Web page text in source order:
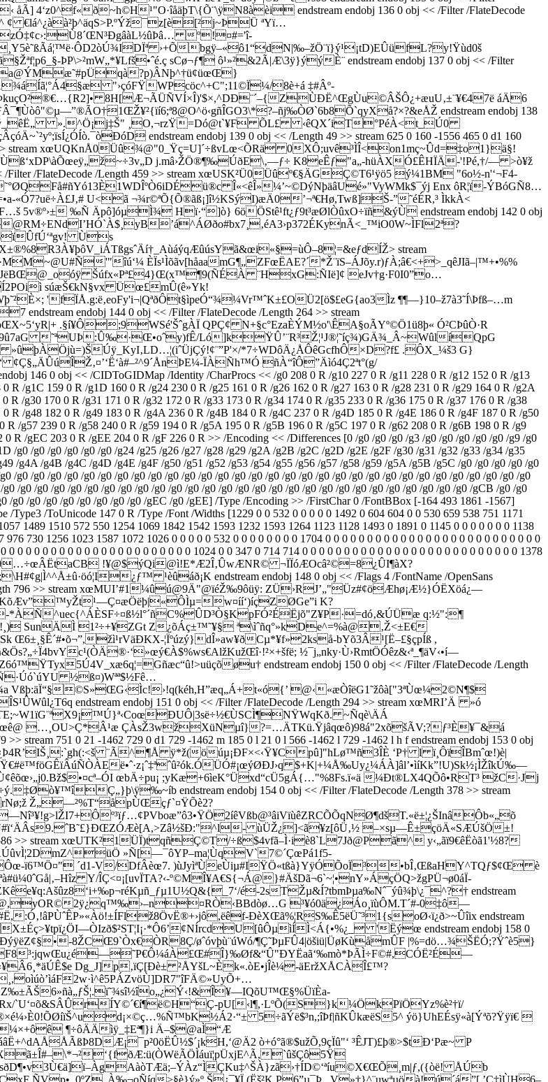
åÃ] 4‘z0^f«ð~h©H¹"O·îåäþT\{Õ¨\ÿN8àèi endstream endobj 136 0 obj << /Filter /FlateDecode
¢ €lá^¿àà²þ^äqS>P.ºÝž¯z[è[²j~ÞÜ ªYï…
º!¤#='î-
›+Õb­gÿ–«ô1“dN|‰–žÖ¨ï}ý¹¡tD)EÛüfL?y!Ÿùd0š
ÞP\>²mW„*¥Lfš•ˆé.ç sCø¬ƒ¶ ô¹»²&2Ã|Æ\3ÿ}ýýÈ¨ endstream endobj 137 0 obj << /Filter
?p)ÂNþ^†ü¢üœŒ}
"›çóFŸWPcöc^+C";11©Ï¼/8è+á ‡#Âº-
8H[Æ¬ÃÜÑVÍ×Î)'$×,^DÐ¨´–{ZÙÐË^ŒgÙu©ÂŠÔ¿+æuU‚±¨¥€47ë áÄ6
endstream endobj 138
».^Ö¡j‡Š" ¸O,¬rzŸ=Dó@t`¥F ÕL£ ‹êQX´iT°PéÀ<t_Ú0
endstream endobj 139 0 obj << /Length 49 >> stream 625 0 160 -1556 465 0 d1 160
248 >> stream xœUQKnÅ0Üû¾@"0_Ÿç=U]´÷ßvLœ<ÕRä 0XÔ;uvê³ÌÎ<on1mç~Ûd=‡o1}ä§!
j.mâ›­ŽÖ®¶‰ÚðE\‚—ƒ÷ K8eÊƒ"a„-hüÀXÓ£ÊHÏÄ-'!Pé,†/— >ò¥ž
/FlateDecode /Length 459 >> stream xœUSK²Ü0Üûº€§ÄGÇ©T6¹ÿö5 ý¼1BM "6o½-n'‘¬F4­
Î«<êÎ»¼’~©DýNþäâUé»"VyWMk$¯ýj Enx ôR¦ï-ÝBóGÑ8…
«Ó7?uë÷À£J‚# U<ã ¬¾r©ªÕ{Õ®ãß¡]î½KSýI)æÄ0’¬ª€Hø,Twß]Š-”˜éÉR,³ ÌkkÀ<
5v®º›± ‰Ñ Äpô]óµÌ¾ Hï·“]ò} 6öÖStê¹ft¿ƒ9t³æØlÒûxO÷ïñ&ýÙ endstream endobj 142 0 obj
@RM÷ENdI’HÓ`À$¸yB’á^ÁØðo#bx7¸‚éA3›p372ÉKynÃ<_™iO0W~ÌFl2ª?
Ùs
> stream
'"îú‘¼ ÈÏs¹Ìõãv[håaamG¶„ZFœËAE?´*Ž¨ïS–ÁJõy.r)ƒÀ;â€<+>_qêJIã–|™+•%%
Šúfx«Pª£4}Œ(x™¶9(ÑÉÀ ¨HxG:ÑIë]¢ eJv†g·F0I0”o…
súæŠ€kN§vx Üœ£mÛ(ê»Yk!
'fÏÅ.g:ë‚eoFy'i¬|QªðÔt§ìpeÓ“¾¼Vr™ˆK±­£OÜ2[ö$£eG{ao3Ìz ¶¶—}10–ž7à3˜Í\Þfß–…m
endobj 144 0 obj << /Filter /FlateDecode /Length 264 >> stream
.§í¥Ô;9WSé'ŠˆgÀÏ QPÇ¢ N+§c°EzaÈÝM½o'\ÊA§oÃYº©Ö1ü8þ« Ó²CÞûÒ·R
˜ªUÞ:­Û‰·Œ•oˆy)fÊ/Ló]kŸÛ’¨R³Ž¦¹J®¦˜íç¾)GÄ¾_Â~WûlíQpG
»ûþÀÖjù=)ŠÚÿ_KyI‚LD…¦(iˆÜjÇý!¢¨”P'×/*7÷WDôÄ¿ÅÔêGcfhÔ×D?f£ .ÔX_¼š3 G}
¢Ç§„ÄÛúÎŽ‚¤’‘Ë‘à#–²^9´ÅnÞE¼-ÏÀÑh™Ó ñÀ“îÔ”Äìó4Ç2ªt°(g/
0 obj << /CIDToGIDMap /Identity /CharProcs << /g0 208 0 R /g10 227 0 R /g11 228 0 R /g12 152 0 R /g13
R /g1C 159 0 R /g1D 160 0 R /g24 230 0 R /g25 161 0 R /g26 162 0 R /g27 163 0 R /g28 231 0 R /g29 164 0 R /g2A
/g30 170 0 R /g31 171 0 R /g32 172 0 R /g33 173 0 R /g34 174 0 R /g35 233 0 R /g36 175 0 R /g37 176 0 R /g38
R /g48 182 0 R /g49 183 0 R /g4A 236 0 R /g4B 184 0 R /g4C 237 0 R /g4D 185 0 R /g4E 186 0 R /g4F 187 0 R /g50
/g57 239 0 R /g58 240 0 R /g59 194 0 R /g5A 195 0 R /g5B 196 0 R /g5C 197 0 R /g62 208 0 R /g6B 198 0 R /g9
R /gEC 203 0 R /gEE 204 0 R /gF 226 0 R >> /Encoding << /Differences [0 /g0 /g0 /g0 /g3 /g0 /g0 /g0 /g0 /g0 /g9 /g0
/g0 /g0 /g0 /g0 /g0 /g0 /g24 /g25 /g26 /g27 /g28 /g29 /g2A /g2B /g2C /g2D /g2E /g2F /g30 /g31 /g32 /g33 /g34 /g35
/g4A /g4B /g4C /g4D /g4E /g4F /g50 /g51 /g52 /g53 /g54 /g55 /g56 /g57 /g58 /g59 /g5A /g5B /g5C /g0 /g0 /g0 /g0 /g0
/g0 /g0 /g0 /g0 /g0 /g0 /g0 /g0 /g0 /g0 /g0 /g0 /g0 /g0 /g0 /g0 /g0 /g0 /g0 /g0 /g0 /g0 /g0 /g0 /g0 /g0 /g0 /g0 /g0 /g0 /g0
/g0 /g0 /g0 /g0 /g0 /g0 /g0 /g0 /g0 /g0 /g0 /g0 /g0 /g0 /g0 /g0 /g0 /g0 /g0 /g0 /g0 /g0 /g0 /g0 /g0 /g0 /g0 /gCB /g0 /g0
g0 /g0 /g0 /g0 /g0 /g0 /g0 /g0 /gEC /g0 /gEE] /Type /Encoding >> /FirstChar 0 /FontBBox [-164 493 1861 -1567]
/ToUnicode 147 0 R /Type /Font /Widths [1229 0 0 532 0 0 0 0 0 1492 0 604 604 0 0 530 659 538 751 1171
1489 1510 572 550 1254 1069 1842 1542 1593 1232 1593 1264 1123 1128 1493 0 1891 0 1145 0 0 0 0 0 0 0 1138
730 1256 1023 1587 1072 1026 0 0 0 0 0 532 0 0 0 0 0 0 0 0 1704 0 0 0 0 0 0 0 0 0 0 0 0 0 0 0 0 0 0 0 0 0 0 0 0 0 0
0 0 0 0 0 0 0 0 0 0 0 0 0 0 0 0 0 0 0 0 0 1024 0 0 347 0 714 714 0 0 0 0 0 0 0 0 0 0 0 0 0 0 0 0 0 0 0 0 0 0 0 0 0 0 1378
!¥@$ýQi@ì!E*Æ2Î‚ÛwÆNR© ¬ÏÏóÆOcâ²©=8¿ÛI¶àX?
\H#¢g|Ì^^­Å±û·öó¦I¿ƒ™ ¹èûáð¡K endstream endobj 148 0 obj << /Flags 4 /FontName /OpenSans
796 >> stream xœMUI’#1¼ûú@9Ä"@ïéŽ‰9ôüÿ: ZÜ›RJ’„"Üz#¢öÆhø¡Æ½}ÓËXöá¿—
w¤íí‘)íçZØGe”i K?
*ÀÑ^uec{^ÁÈSF÷¤ß½l°´ñC%ÛD³Ò§KpFÓ²ÉËjõ"Z¥P·=dó‚&ÚÜæ q:½":¶
SunÄÌ 1²÷+¥ZGt Z¿õÁç±™˜¥§ ª\ìˆñq°»kDe^=%à@‚Ž<±E€
žì¹rVäÐKX-¦Ïºúzý}dÎ»aw¥ðCµ*¥f»2kså-bYõ3Â¹[Ë–£§çpÍß ,
½¯j„nky·Ù›RmtÖÓêz&‹ª_¶äV‹•í—
øu† endstream endobj 150 0 obj << /Filter /FlateDecode /Length
½ß¤)Wªª$½Fê…
Vßþ:äÏ“§©S»­ŒG‹Ìc!›!q(kéh,H”æq„Á+t«ó{’ @‹«æÒîëG1˜žôà["3ªÙœ¼2©N¶$
endstream endobj 151 0 obj << /Filter /FlateDecode /Length 294 >> stream xœMRI’Ä »ó
~Ñqè\ÄÁ
…¸OU>Ç*Â¹æ ÇÀsŽ3wžXüNµî}?=…ÄTKü.Ÿjâqœô)98á"2xõšÃV;?ƒ³È¥¯&á
751 0 21 -1462 729 0 d1 729 -1462 m 185 0 l 21 0 l 566 -1462 l 729 -1462 l h f endstream endobj 153 0 obj
¨Ã^¶Å ÿ*ž(öúµ¡ÐF×<‹Ÿ¥Cpû]"hLø™ñ3ÎÈ ‘P† l ï¸ÔïÎBmˆœ!)è|
ë•ˆ·z¡ˆ‡ªˆû²ók.ÓÜÓ#¡œýØÐJ›q $+K|+¼Å‰Uy¿¼ÁÀ]âl’•ìíKk”!U)Sk½¡ÌŽîkÚ‰—
œbÄ÷pu¡ ;yKæ+6ìeK°Üxd“cÜ5gÁ{…"%8Fs.ï«ä ¼Ðt®LX4QÕô•RT³ žC·Jj
Ç„}þ\ÿ‰~íb endstream endobj 154 0 obj << /Filter /FlateDecode /Length 378 >> stream
Ž„—²%T“åpÙŒçƒ`¤ŸÕè2?
Ôb«„õ
- ùÜŽ¿]<ã¥z[ôÜ‚½ –×sµ—Ê±çöÄ«SÆÚšÖ±!
586 >> stream xœUTK²1ÜÏ)tqñÇ©T/÷ß$4vfã–Ì·iè8`L7Jð@Pã^ y‹„ãï9€êËòã1'½8?
»Ñ[—¯ôYP–ma¦ÙqV`7©´ÇœPá1f5­
ï6™Ö¤­" ´d1-V/DfÂèœ7. )ùJyìªÙeÙiµ#IŸÖ«tßà}YÿÓÕoÏ³•bÎ­‚ŒßaHY^TQƒ$¢Œ è
Y/ÎÇ<¤¡[uvÏTA?‹-º©MÎ¥A€S{¬Á@}#ÄšDã¬6`~¦•nY»ÁçÖQ>žgPÜ¬ø0áÏ­
é-2sTŽµ&Í?tbmÞµa‰Nˆ¯ýû¾þ\¿¯^?† endstream
2ÿ¿q™‰›–n¤RÒ‹BBdòø…G ³¥ó0ä¿Áo­¸ïùÔM.T´#-0‡ô—
:Ó‚!âPÙˆÊP»«Àö!±ÍFlž8ÖvË®+›jô,ëêf-ÐèXŒã%¦RS‰Ê5ëÜ˜³1{s­oØ‹ï¿ð>~Ûîix endstream
'Ëýœ endstream endobj 158 0
8ŽCŒ9`Òx€ÒR8Ç/øˆóvþù¨úWó/¶Ç˜ÞµFÛ4|öšiü|ÜøKùåmÛF |%=dö…¾ŠËÓ;?Ÿˆè5}
³:jqwŒu¿é—˜P€Ô¼áÀ£Œ#Î}‰Øf&“Û"ÐYËaã‘‰mò*ÞÃÌ÷F­©#,CÓË²É—
Dg_J]p‚ïÇ[Ðè± ²ÅYšL~Èk«.òE•jÎè¼-äEržXÅCÀÎ£™?
`U‘¤õ&­SÂÛrÍY©´€í¶ë©H“Ç-pU[‹l¶,·LºÕ(S}k¼ÖkPïÖYz%è²†ï/
5÷ãÝë$³n,;îÞf|ñKÛkæëS5^ ýö}UhEÉsÿ«à[Ýªõ?Ÿÿï€ 
¶÷ôÄÄìÿ_‡Eª¶}i Ä–$@aÌ“Æ
Æ¡¯p²0öËÛ½$´¡kH,‘@Ä2 ò+ó°ã®$užÕ,9çÏû"‘ ³ÊJT)£þ®>$tÐ‘Pæ~ P
‘{fðÆ:ü(ÒWëÃÖÌáuï¦pÜxjE^Ã,`ûšÇô5Ÿ
ÅÚb
ÑVp•_0ºZ„À‰¬oÑíq>§è}ý»º Š¿¯¥Ï (Ëš²K P6”µ¯Þ_ V»†}^¨uwªµöà!ú´á”[ ’Ç‡ìÙH6–